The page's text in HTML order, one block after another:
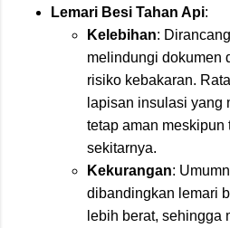
Lemari Besi Tahan Api:
Kelebihan:
melindungi dokumen
risiko kebakaran.
lapisan insulasi yang
tetap aman meskipun
sekitarnya.
Kekurangan:
dibandingkan lemari
lebih berat, sehingga